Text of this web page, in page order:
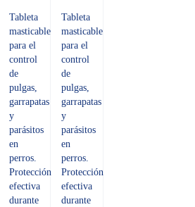
Tableta
masticable
para el
control
de
pulgas,
garrapatas
y
parásitos
en
perros.
Protección
efectiva
durante
Tableta
masticable
para el
control
de
pulgas,
garrapatas
y
parásitos
en
perros.
Protección
efectiva
durante